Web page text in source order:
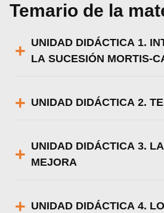
Temario de la
UNIDAD DIDÁCTICA 1.
LA SUCESIÓN MORTIS-
UNIDAD DIDÁCTICA 2.
UNIDAD DIDÁCTICA 3.
MEJORA
UNIDAD DIDÁCTICA 4.